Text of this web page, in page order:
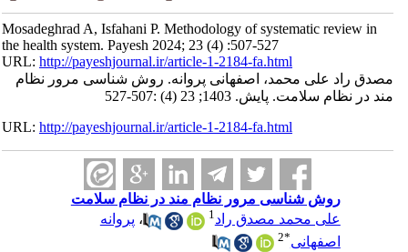
Mosadeghrad A, Isfahani P. Methodology of systematic review in
the health system. Payesh 2024; 23 (4) :507-527
URL:http://payeshjournal.ir/article-1-2184-fa.html
مصدق راد علی محمد، اصفهانی پروانه. روش شناسی مرور نظام
مند در نظام سلامت. پایش. 1403; 23 (4) :507-527
URL:http://payeshjournal.ir/article-1-2184-fa.html
روش شناسی مرور نظام مند در نظام سلامت
علی محمد مصدق راد 1 ،پروانه
اصفهانی
2